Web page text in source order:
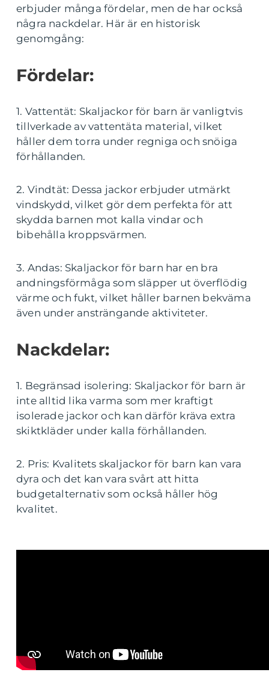
erbjuder många fördelar, men de har också
några nackdelar. Här är en historisk
genomgång:
Fördelar:
1. Vattentät: Skaljackor för barn är vanligtvis
tillverkade av vattentäta material, vilket
håller dem torra under regniga och snöiga
förhållanden.
2. Vindtät: Dessa jackor erbjuder utmärkt
vindskydd, vilket gör dem perfekta för att
skydda barnen mot kalla vindar och
bibehålla kroppsvärmen.
3. Andas: Skaljackor för barn har en bra
andningsförmåga som släpper ut överflödig
värme och fukt, vilket håller barnen bekväma
även under ansträngande aktiviteter.
Nackdelar:
1. Begränsad isolering: Skaljackor för barn är
inte alltid lika varma som mer kraftigt
isolerade jackor och kan därför kräva extra
skiktkläder under kalla förhållanden.
2. Pris: Kvalitets skaljackor för barn kan vara
dyra och det kan vara svårt att hitta
budgetalternativ som också håller hög
kvalitet.